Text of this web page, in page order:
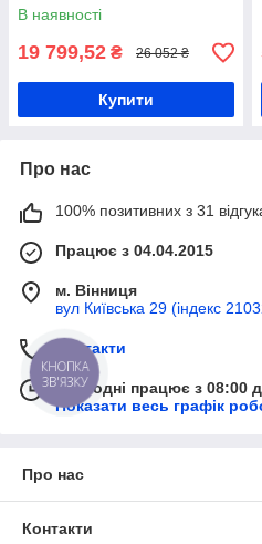
В наявності
19 799,52 ₴ 26 052 ₴
Купити
Про нас
100% позитивних з 31
Працює з 04.04.2015
м. Вінниця
вул Київська 29 (індекс
Контакти
Сьогодні працює з 08:00
Показати весь графік
Про нас
Контакти
КНОПКА
ЗВ'ЯЗКУ